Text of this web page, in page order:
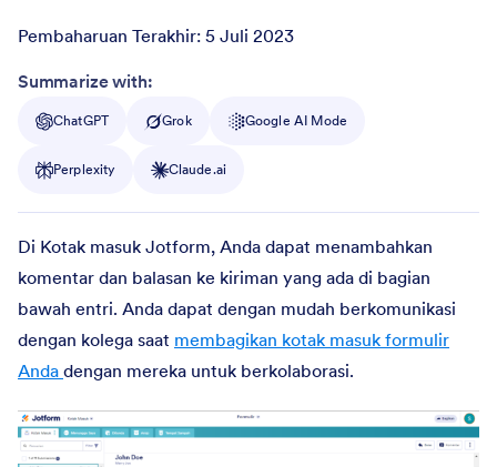
Pembaharuan Terakhir: 5 Juli 2023
Post ID
Summarize with:
ChatGPT Grok Google AI Mode
Perplexity Claude.ai
Di Kotak masuk Jotform, Anda dapat menambahkan
komentar dan balasan ke kiriman yang ada di bagian
bawah entri. Anda dapat dengan mudah berkomunikasi
dengan kolega saat membagikan kotak masuk formulir
Anda dengan mereka untuk berkolaborasi.